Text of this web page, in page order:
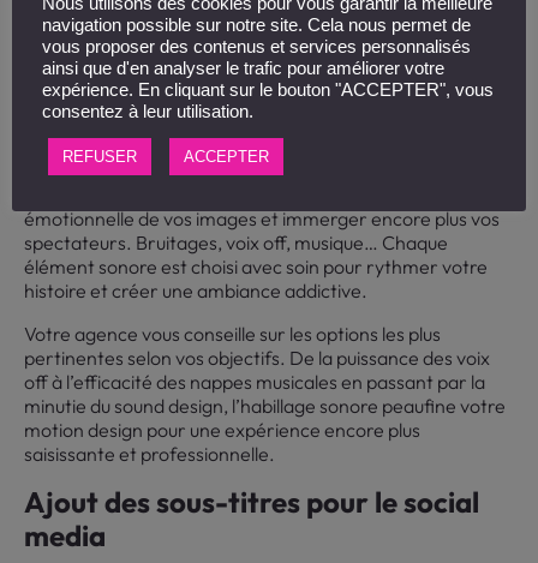
communication.
Habillage sonore : sound design, voix
off, musique
Essentiel et pourtant souvent négligé, le son est un
élément clé du succès de votre motion design. Une
émotionnelle de vos images et immerger encore plus vos
spectateurs. Bruitages, voix off, musique… Chaque
élément sonore est choisi avec soin pour rythmer votre
histoire et créer une ambiance addictive.
Votre agence vous conseille sur les options les plus
pertinentes selon vos objectifs. De la puissance des voix
off à l’efficacité des nappes musicales en passant par la
minutie du sound design, l’habillage sonore peaufine votre
motion design pour une expérience encore plus
saisissante et professionnelle.
Ajout des sous-titres pour le social
media
navigation possible sur notre site. Cela nous permet de
vous proposer des contenus et services personnalisés
ainsi que d'en analyser le trafic pour améliorer votre
expérience. En cliquant sur le bouton "ACCEPTER", vous
consentez à leur utilisation.
REFUSER ACCEPTER